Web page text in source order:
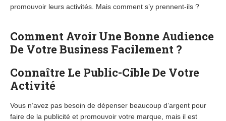
promouvoir leurs activités. Mais comment s’y prennent-ils ?
Comment Avoir Une Bonne Audience
De Votre Business Facilement ?
Connaître Le Public-Cible De Votre
Activité
Vous n’avez pas besoin de dépenser beaucoup d’argent pour
faire de la publicité et promouvoir votre marque, mais il est